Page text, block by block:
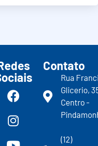
Contato
Rua
Glicerio,
Centro -
(12)